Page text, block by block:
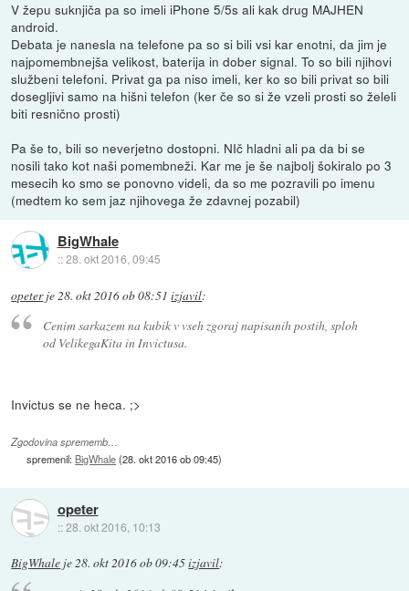
V žepu suknjiča pa so imeli iPhone 5/5s ali kak drug MAJHEN
android.
Debata je nanesla na telefone pa so si bili vsi kar enotni, da jim je
najpomembnejša velikost, baterija in dober signal. To so bili njihovi
službeni telefoni. Privat ga pa niso imeli, ker ko so bili privat so bili
dosegljivi samo na hišni telefon (ker če so si že vzeli prosti so želeli
biti resnično prosti)
Pa še to, bili so neverjetno dostopni. NIč hladni ali pa da bi se
nosili tako kot naši pomembneži. Kar me je še najbolj šokiralo po 3
mesecih ko smo se ponovno videli, da so me pozravili po imenu
(medtem ko sem jaz njihovega že zdavnej pozabil)
BigWhale
::28. okt 2016, 09:45
opeterje28. okt 2016 ob 08:51 izjavil:
Cenim sarkazem na kubik v vseh zgoraj napisanih postih, sploh
od VelikegaKita in Invictusa.
Invictus se ne heca. ;>
Zgodovina sprememb…
spremenil: BigWhale(28. okt 2016 ob 09:45)
opeter
::28. okt 2016, 10:13
BigWhale je28. okt 2016 ob 09:45izjavil: